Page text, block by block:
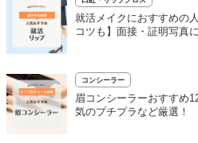
就活メイクにおすすめの
コツも】面接・証明写真に
コンシーラー
眉コンシーラーおすすめ
気のプチプラなど厳選！